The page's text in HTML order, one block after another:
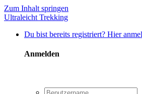
Zum Inhalt springen
Ultraleicht Trekking
Du bist bereits registriert? Hier
Anmelden